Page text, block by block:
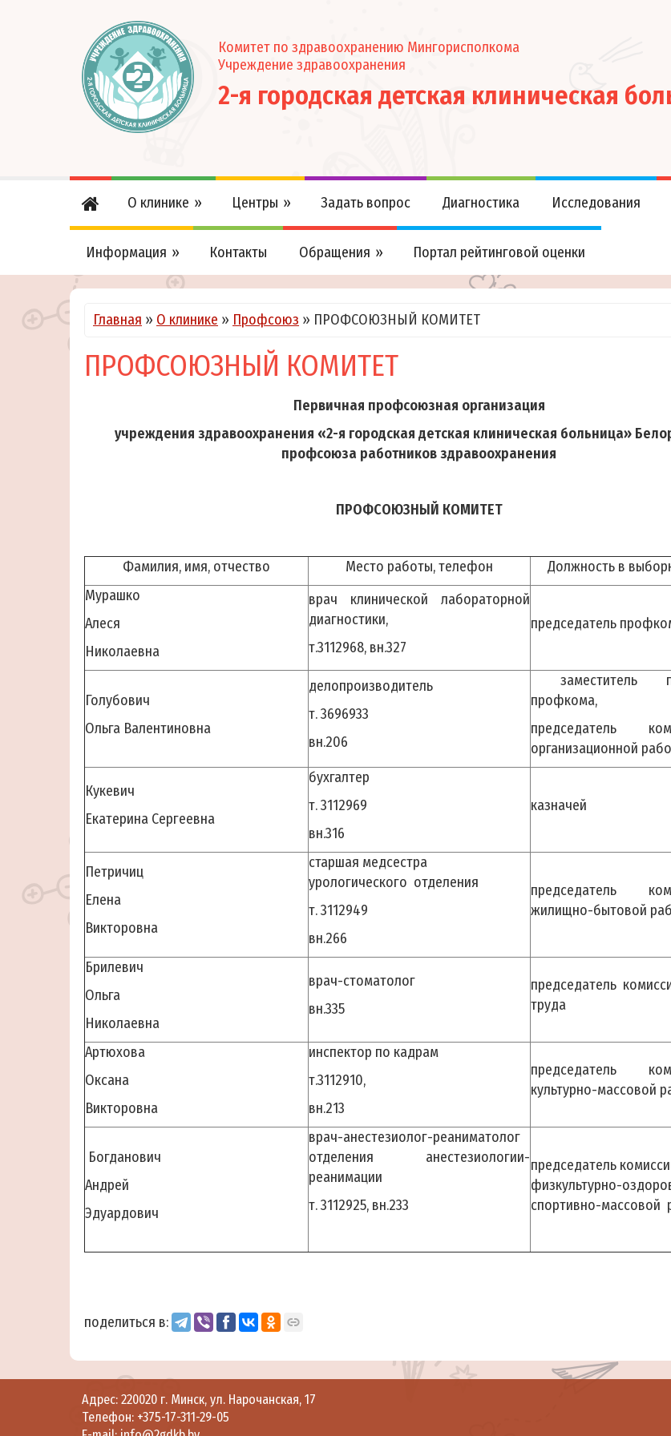
Комитет по здравоохранению Мингорисполкома
Учреждение здравоохранения
2-я городская детская клиническая
О клинике Центры Задать вопрос Диагностика Исследования
Информация Контакты Обращения Портал рейтинговой оценки
Главная » О клинике » Профсоюз » ПРОФСОЮЗНЫЙ КОМИТЕТ
ПРОФСОЮЗНЫЙ КОМИТЕТ
Первичная профсоюзная организация
учреждения здравоохранения «2-я городская детская клиническая больница»
профсоюза работников здравоохранения
ПРОФСОЮЗНЫЙ КОМИТЕТ
Фамилия, имя, отчество Место работы, телефон
Должность в
Мурашко
Алеся
Николаевна
врач клинической лабораторной
диагностики,
т.3112968, вн.327
председатель
Голубович
Ольга Валентиновна
делопроизводитель
т. 3696933
вн.206
заместитель
профкома,
председатель
организационной
Кукевич
Екатерина Сергеевна
бухгалтер
т. 3112969
вн.316
казначей
Петричиц
Елена
Викторовна
старшая медсестра
урологического отделения
т. 3112949
вн.266
председатель
жилищно-бытовой
Брилевич
Ольга
Николаевна
врач-стоматолог
вн.335
председатель
труда
Артюхова
Оксана
Викторовна
инспектор по кадрам
т.3112910,
вн.213
председатель
культурно-массовой
Богданович
Андрей
Эдуардович
врач-анестезиолог-реаниматолог
отделения анестезиологии-
реанимации
т. 3112925, вн.233
председатель
физкультурно-
спортивно-массовой
поделиться в:
Адрес: 220020 г. Минск, ул. Нарочанская, 17
Телефон: +375-17-311-29-05